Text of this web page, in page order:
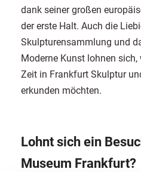
dank seiner großen
der erste Halt. Auch die
Skulpturensammlung und
Moderne Kunst lohnen
Zeit in Frankfurt Skulptur
erkunden möchten.
Lohnt sich ein
Museum Frankfurt?